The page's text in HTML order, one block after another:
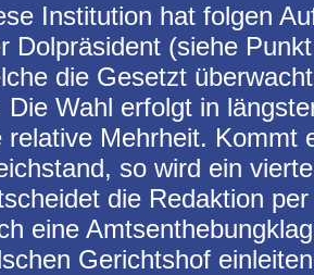
Institution hat folgen
Dolpräsident (siehe
die Gesetzt
Die Wahl erfolgt in
relative Mehrheit. Kommt
so wird ein
die Redaktion
eine
Gerichtshof